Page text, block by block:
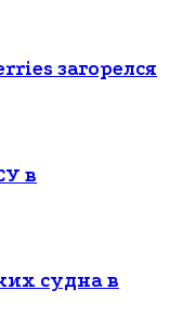
загорелся
в
судна в